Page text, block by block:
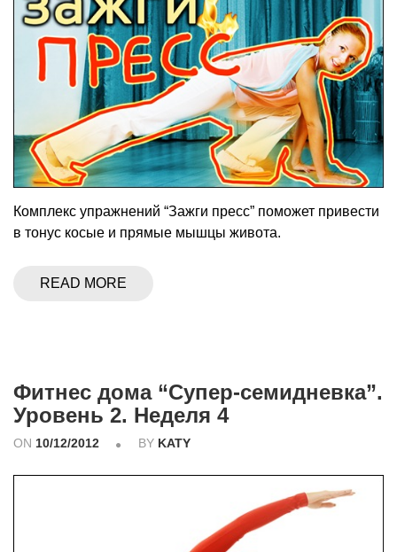
Комплекс упражнений “Зажги пресс” поможет привести
в тонус косые и прямые мышцы живота.
READ MORE
Фитнес дома “Супер-семидневка”.
Уровень 2. Неделя 4
ON 10/12/2012 BY KATY